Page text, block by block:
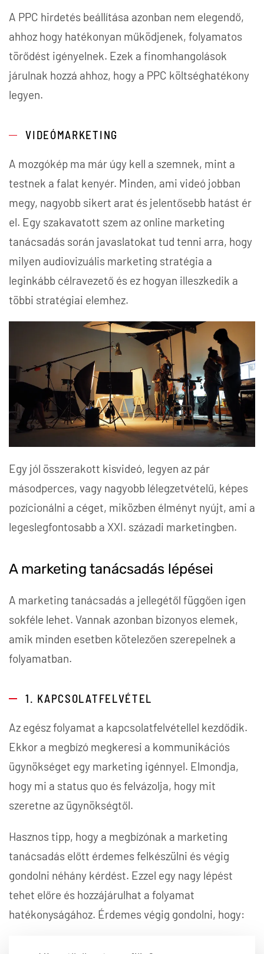
A PPC hirdetés beállítása azonban nem elegendő,
ahhoz hogy hatékonyan működjenek, folyamatos
törődést igényelnek. Ezek a finomhangolások
járulnak hozzá ahhoz, hogy a PPC költséghatékony
legyen.
VIDEÓMARKETING
A mozgókép ma már úgy kell a szemnek, mint a
testnek a falat kenyér. Minden, ami videó jobban
megy, nagyobb sikert arat és jelentősebb hatást ér
el. Egy szakavatott szem az online marketing
tanácsadás során javaslatokat tud tenni arra, hogy
milyen audiovizuális marketing stratégia a
leginkább célravezető és ez hogyan illeszkedik a
többi stratégiai elemhez.
Egy jól összerakott kisvideó, legyen az pár
másodperces, vagy nagyobb lélegzetvételű, képes
pozícionálni a céget, miközben élményt nyújt, ami a
legeslegfontosabb a XXI. századi marketingben.
A marketing tanácsadás lépései
A marketing tanácsadás a jellegétől függően igen
sokféle lehet. Vannak azonban bizonyos elemek,
amik minden esetben kötelezően szerepelnek a
folyamatban.
1. KAPCSOLATFELVÉTEL
Az egész folyamat a kapcsolatfelvétellel kezdődik.
Ekkor a megbízó megkeresi a kommunikációs
ügynökséget egy marketing igénnyel. Elmondja,
hogy mi a status quo és felvázolja, hogy mit
szeretne az ügynökségtől.
Hasznos tipp, hogy a megbízónak a marketing
tanácsadás előtt érdemes felkészülni és végig
gondolni néhány kérdést. Ezzel egy nagy lépést
tehet előre és hozzájárulhat a folyamat
hatékonyságához. Érdemes végig gondolni, hogy: